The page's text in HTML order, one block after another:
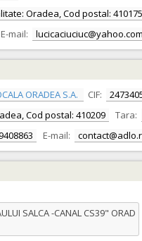
Oradea, Cod postal: 410175
E-mail: lucicaciuciuc@yahoo.com
ORADEA S.A. CIF:
Cod postal: 410209 Tara:
E-mail:
SALCA -CANAL CS39" ORAD